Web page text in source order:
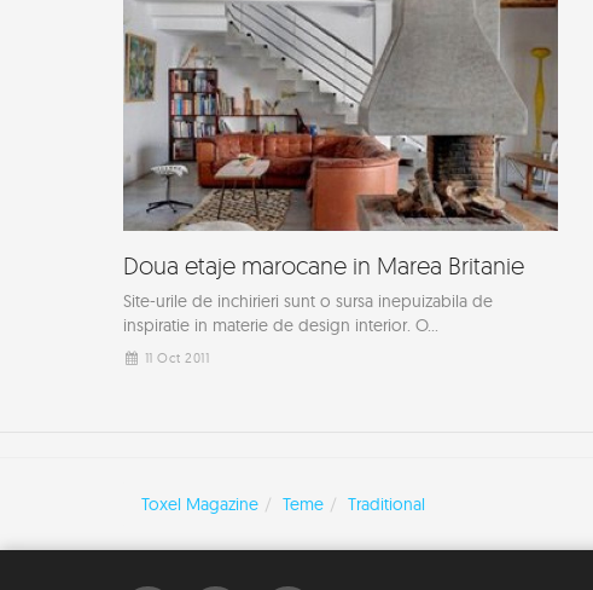
Doua etaje marocane in Marea Britanie
Site-urile de inchirieri sunt o sursa inepuizabila de
inspiratie in materie de design interior. O...
11 Oct 2011
Toxel Magazine Teme Traditional